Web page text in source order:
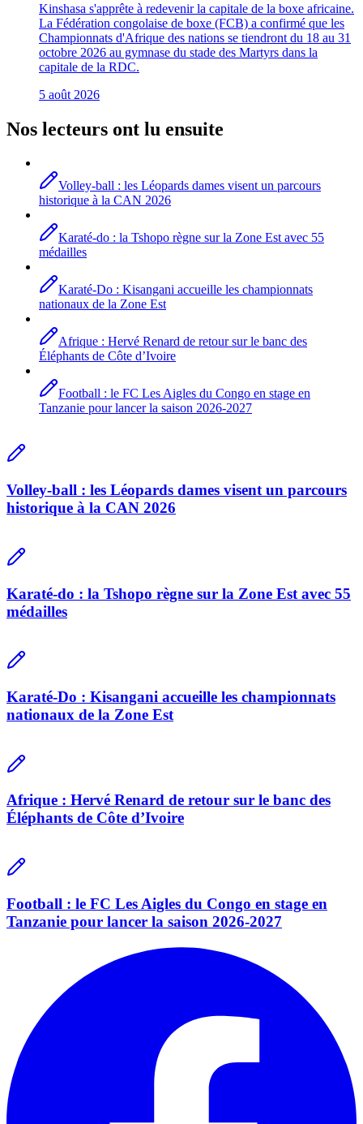
Kinshasa s'apprête à redevenir la capitale de la boxe africaine.
La Fédération congolaise de boxe (FCB) a confirmé que les
Championnats d'Afrique des nations se tiendront du 18 au 31
octobre 2026 au gymnase du stade des Martyrs dans la
capitale de la RDC.
5 août 2026
Nos lecteurs ont lu ensuite
Volley-ball : les Léopards dames visent un parcours
historique à la CAN 2026
Karaté-do : la Tshopo règne sur la Zone Est avec 55
médailles
Karaté-Do : Kisangani accueille les championnats
nationaux de la Zone Est
Afrique : Hervé Renard de retour sur le banc des
Éléphants de Côte d’Ivoire
Football : le FC Les Aigles du Congo en stage en
Tanzanie pour lancer la saison 2026-2027
Volley-ball : les Léopards dames visent un parcours
historique à la CAN 2026
Karaté-do : la Tshopo règne sur la Zone Est avec 55
médailles
Karaté-Do : Kisangani accueille les championnats
nationaux de la Zone Est
Afrique : Hervé Renard de retour sur le banc des
Éléphants de Côte d’Ivoire
Football : le FC Les Aigles du Congo en stage en
Tanzanie pour lancer la saison 2026-2027